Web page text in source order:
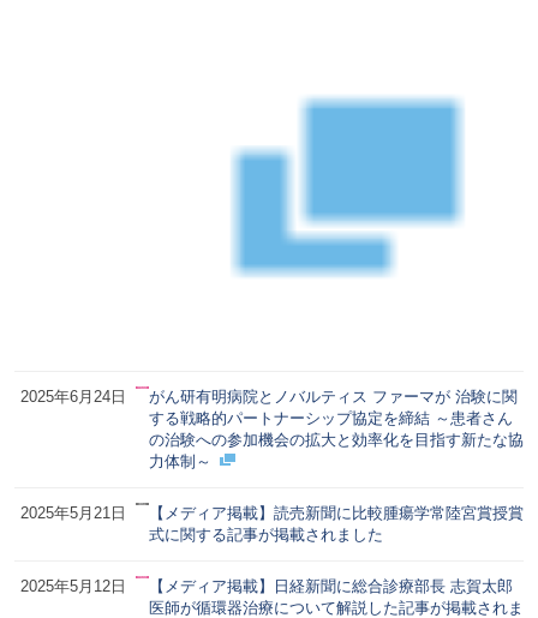
2025年6月24日
がん研有明病院とノバルティス ファーマが 治験に関
する戦略的パートナーシップ協定を締結 ～患者さん
の治験への参加機会の拡大と効率化を目指す新たな協
力体制～
2025年5月21日
【メディア掲載】読売新聞に比較腫瘍学常陸宮賞授賞
式に関する記事が掲載されました
2025年5月12日
【メディア掲載】日経新聞に総合診療部長 志賀太郎
医師が循環器治療について解説した記事が掲載されま